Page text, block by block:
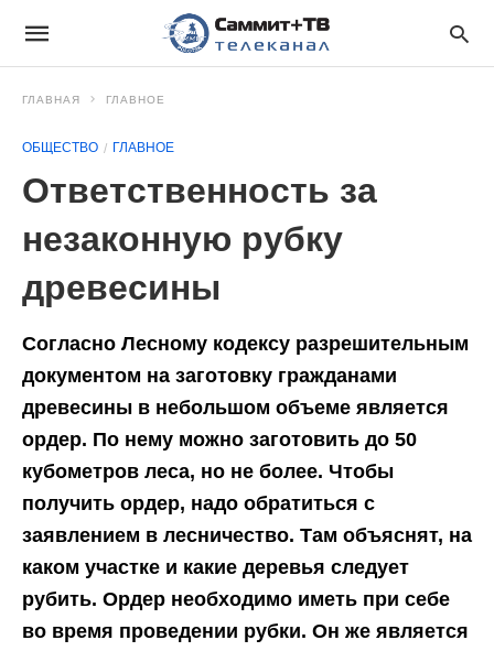
ГЛАВНАЯ ГЛАВНОЕ
ОБЩЕСТВО ГЛАВНОЕ
Ответственность за
незаконную рубку
древесины
Согласно Лесному кодексу разрешительным
документом на заготовку гражданами
древесины в небольшом объеме является
ордер. По нему можно заготовить до 50
кубометров леса, но не более. Чтобы
получить ордер, надо обратиться с
заявлением в лесничество. Там объяснят, на
каком участке и какие деревья следует
рубить. Ордер необходимо иметь при себе
во время проведении рубки. Он же является